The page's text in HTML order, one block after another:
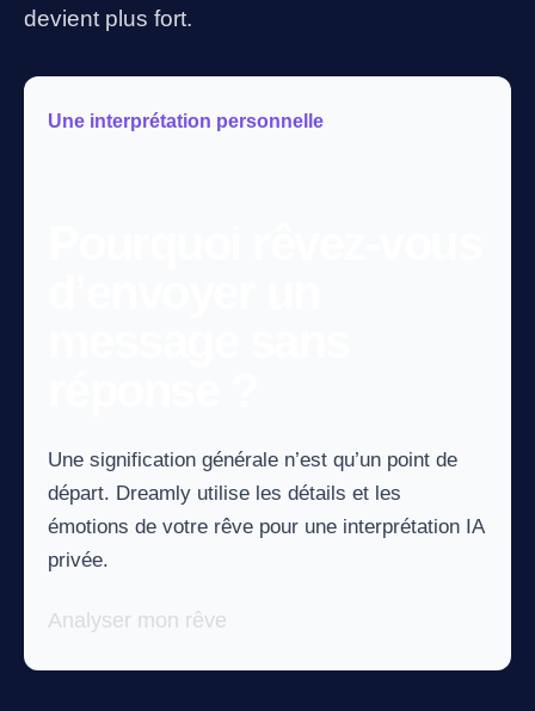
devient plus fort.
Une interprétation personnelle
Une signification générale n’est qu’un point de
départ. Dreamly utilise les détails et les
émotions de votre rêve pour une interprétation IA
privée.
Analyser mon rêve